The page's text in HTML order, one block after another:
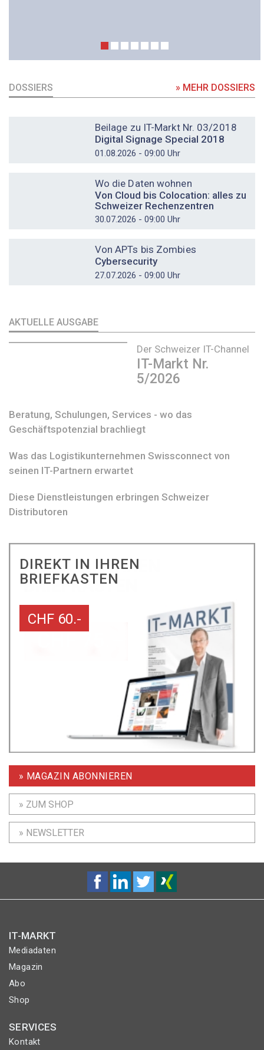
DOSSIERS » MEHR DOSSIERS
Beilage zu IT-Markt Nr. 03/2018
Digital Signage Special 2018
01.08.2026 - 09:00 Uhr
Wo die Daten wohnen
Von Cloud bis Colocation: alles zu
Schweizer Rechenzentren
30.07.2026 - 09:00 Uhr
Von APTs bis Zombies
Cybersecurity
27.07.2026 - 09:00 Uhr
AKTUELLE AUSGABE
Der Schweizer IT-Channel
IT-Markt Nr.
5/2026
Beratung, Schulungen, Services - wo das
Geschäftspotenzial brachliegt
Was das Logistikunternehmen Swissconnect von
seinen IT-Partnern erwartet
Diese Dienstleistungen erbringen Schweizer
Distributoren
DIREKT IN IHREN
BRIEFKASTEN
CHF 60.-
» MAGAZIN ABONNIEREN
» ZUM SHOP
» NEWSLETTER
IT-MARKT
Mediadaten
Magazin
Abo
Shop
SERVICES
Kontakt